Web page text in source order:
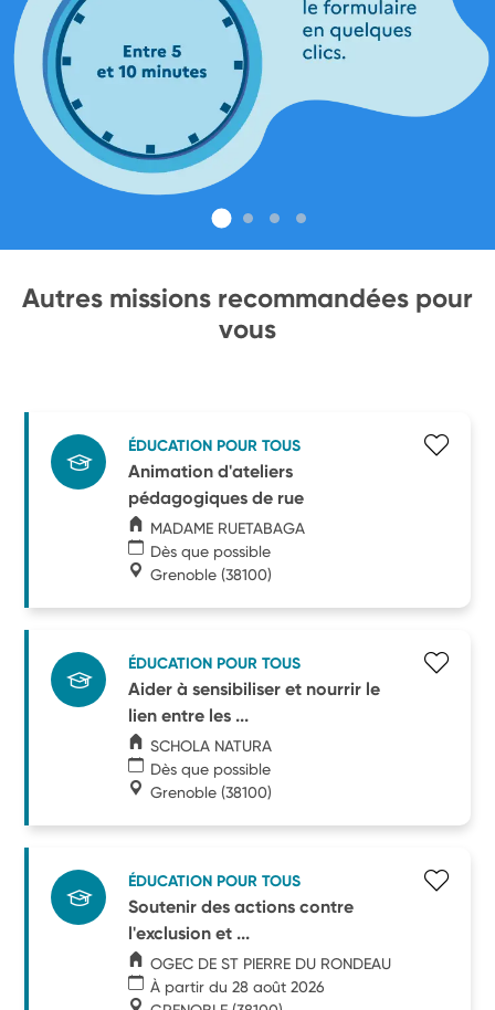
Autres missions recommandées pour
vous
ÉDUCATION POUR TOUS
Animation d'ateliers
pédagogiques de rue
MADAME RUETABAGA
Dès que possible
Grenoble (38100)
ÉDUCATION POUR TOUS
Aider à sensibiliser et nourrir le
lien entre les ...
SCHOLA NATURA
Dès que possible
Grenoble (38100)
ÉDUCATION POUR TOUS
Soutenir des actions contre
l'exclusion et ...
OGEC DE ST PIERRE DU RONDEAU
À partir du 28 août 2026